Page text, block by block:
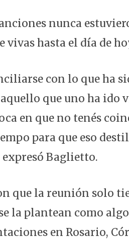
nunca
hasta el día de
con lo que ha
que uno ha ido
en que no tenés
para que eso
Baglietto.
que la reunión solo
la plantean como
en Rosario,